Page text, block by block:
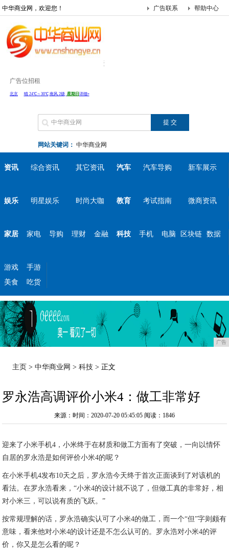
中华商业网，欢迎您！ 帮助中心
广告联系
广告位招租
网站关键词： 中华商业网
资讯 综合资讯 其它资讯 汽车 汽车导购 新车展示
娱乐 明星娱乐 时尚大咖 教育 考试指南 微商资讯
家居 家电 导购 理财 金融 科技 手机 电脑 区块链 数据
游戏
手游
美食
吃货
广告
主页 >中华商业网 >科技 > 正文
罗永浩高调评价小米4：做工非常好
来源：时间：2020-07-20 05:45:05 阅读：1846
迎来了小米手机4，小米终于在材质和做工方面有了突破，一向以情怀
自居的罗永浩是如何评价小米4的呢？
在小米手机4发布10天之后，罗永浩今天终于首次正面谈到了对该机的
看法。在罗永浩看来，“小米4的设计就不说了，但做工真的非常好，相
对小米三，可以说有质的飞跃。”
按常规理解的话，罗永浩确实认可了小米4的做工，而一个“但”字则颇有
意味，看来他对小米4的设计还是不怎么认可的。罗永浩对小米4的评
价，你又是怎么看的呢？